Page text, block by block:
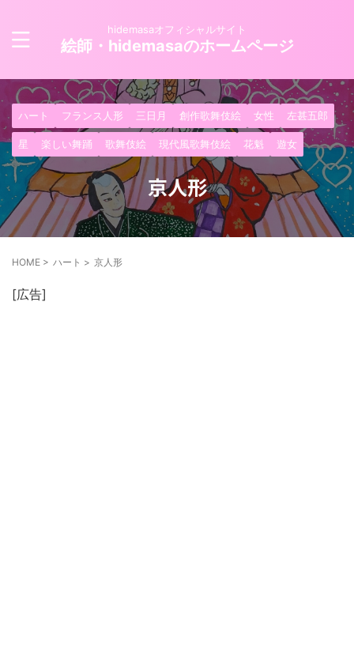
hidemasaオフィシャルサイト
絵師・hidemasaのホームページ
ハート フランス人形 三日月 創作歌舞伎絵 女性 左甚五郎
星 楽しい舞踊 歌舞伎絵 現代風歌舞伎絵 花魁 遊女
京人形
HOME > ハート > 京人形
[広告]